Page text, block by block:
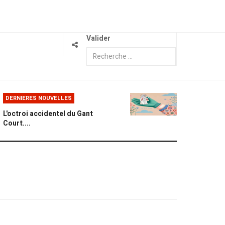
Valider
DERNIERES NOUVELLES
L'octroi accidentel du Gant
Court....